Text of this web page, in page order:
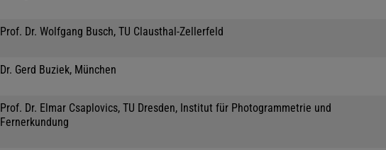
Prof. Dr. Wolfgang Busch, TU Clausthal-Zellerfeld
Dr. Gerd Buziek, München
Prof. Dr. Elmar Csaplovics, TU Dresden, Institut für Photogrammetrie und
Fernerkundung